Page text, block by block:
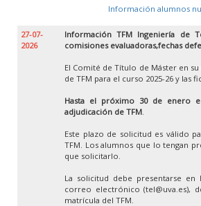
Información alumnos
27-07-
2026
Información TFM Ingeniería de
comisiones evaluadoras,fechas
El Comité de Título de Máster en
de TFM para el curso 2025-26 y las
Hasta el próximo 30 de enero
adjudicación de TFM.
Este plazo de solicitud es válido
TFM. Los alumnos que lo tengan
que solicitarlo.
La solicitud debe presentarse
correo electrónico (tel@uva.es),
matrícula del TFM.